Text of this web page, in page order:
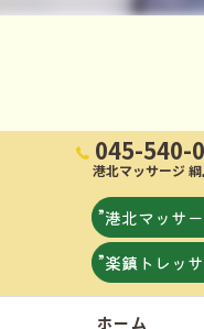
045-540-
港北マッサージ
”港北マッサ
”楽鎮トレッ
ホーム